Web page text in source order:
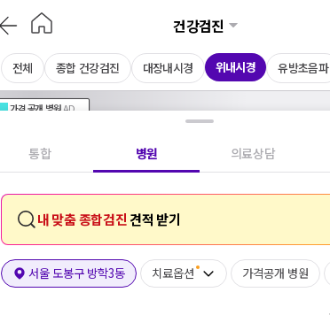
건강검진
전체 종합 건강검진 대장내시경 위내시경 유방초음파
가격공개 병원AD
통합 병원 의료상담
내 맞춤 종합검진 견적 받기
서울 도봉구 방학3동 치료옵션 가격공개 병원